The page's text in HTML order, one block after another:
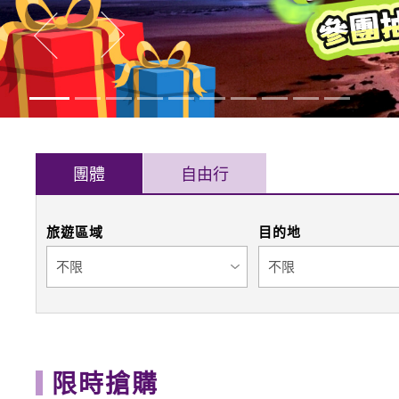
往前 往後
團體 自由行
旅遊區域 目的地
限時搶購